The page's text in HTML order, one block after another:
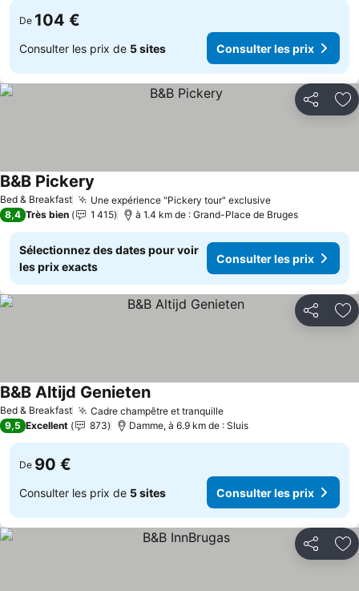
De 104 €
Consulter les prix de 5 sites Consulter les prix
Partager
Bed & Breakfast Une expérience "Pickery tour" exclusive
B&B Pickery
8,4 Très bien 1 415 à 1.4 km de : Grand-Place de Bruges
Sélectionnez des dates pour voir
les prix exacts
Consulter les prix
Partager
Bed & Breakfast Cadre champêtre et tranquille
B&B Altijd Genieten
9,5 Excellent 873 Damme, à 6.9 km de : Sluis
De 90 €
Consulter les prix de 5 sites Consulter les prix
Partager